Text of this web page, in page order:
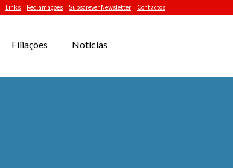
Links Reclamações Subscrever Newsletter Contactos
Filiações Notícias